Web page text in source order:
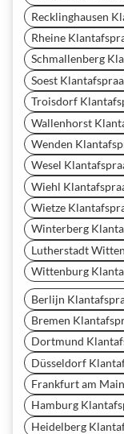
Recklinghausen
Rheine
Schmallenberg
Soest
Troisdorf
Wallenhorst
Wenden
Wesel
Wiehl
Wietze
Winterberg
Lutherstadt
Wittenburg
Berlijn
Bremen
Dortmund
Düsseldorf
Frankfurt am
Hamburg
Heidelberg